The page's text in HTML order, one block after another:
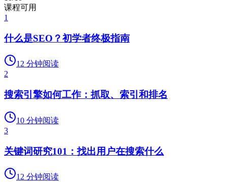
课程可用
1
什么是SEO？初学者终极指南
12 分钟阅读
2
搜索引擎如何工作：抓取、索引和排名
10 分钟阅读
3
关键词研究101：找出用户在搜索什么
12 分钟阅读